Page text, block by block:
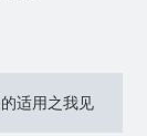
适用之我见